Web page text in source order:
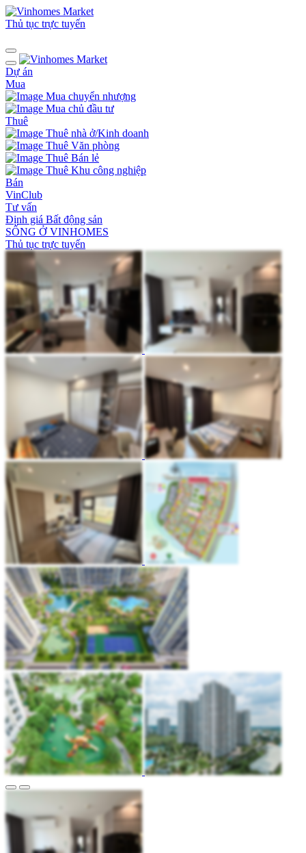
Thủ tục trực tuyến
Dự án
Mua
Mua chuyển nhượng
Mua chủ đầu tư
Thuê
Thuê nhà ở/Kinh doanh
Thuê Văn phòng
Thuê Bán lẻ
Thuê Khu công nghiệp
Bán
VinClub
Tư vấn
Định giá Bất động sản
SỐNG Ở VINHOMES
Thủ tục trực tuyến